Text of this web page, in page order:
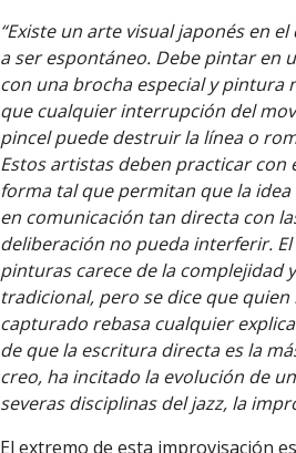
“Existe un arte visual japonés en
a ser espontáneo. Debe pintar en
con una brocha especial y pintura
que cualquier interrupción del
pincel puede destruir la línea o
Estos artistas deben practicar con
forma tal que permitan que la idea
en comunicación tan directa con
deliberación no pueda interferir.
pinturas carece de la complejidad
tradicional, pero se dice que
capturado rebasa cualquier
de que la escritura directa es la
creo, ha incitado la evolución de
severas disciplinas del jazz, la
El extremo de esta improvisación